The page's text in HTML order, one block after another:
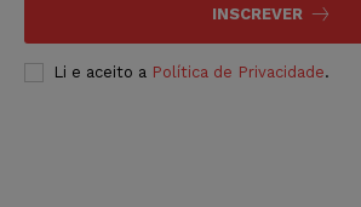
INSCREVER
Li e aceito a Política de Privacidade.